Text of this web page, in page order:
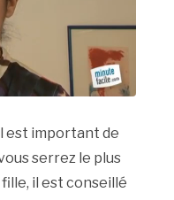
est important de
serrez le plus
il est conseillé